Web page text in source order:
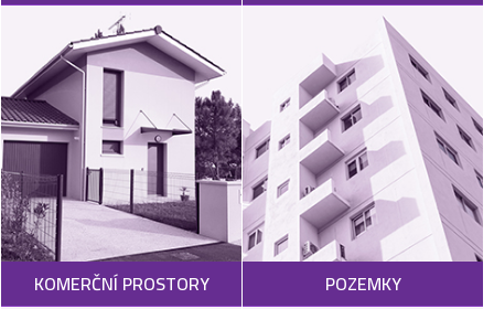
KOMERČNÍ PROSTORY POZEMKY
DEVELOPERSKÉ
PROJEKTY
SLUŽBY
NABÍDNOUT
NEMOVITOST
POPTAT
NEMOVITOST